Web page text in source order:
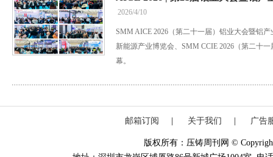
2026/4/10
SMM AICE 2026（第二十一届）铝业大会暨铝
新能源产业博览会、SMM CCIE 2026（第二十
幕。
邮箱订阅 关于我们 广告
版权所有：压铸周刊网 ©